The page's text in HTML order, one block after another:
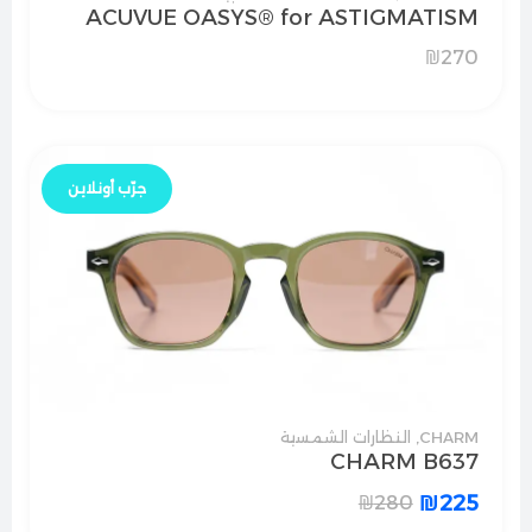
ACUVUE OASYS® for ASTIGMATISM
₪270
CHARM النظارات الشمسية
CHARM B637
₪280 ₪225
جرّب أونلاين